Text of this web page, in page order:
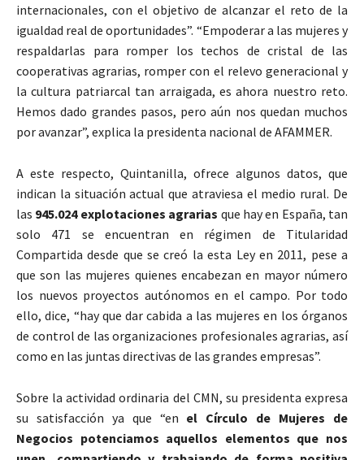
internacionales, con el objetivo de alcanzar el reto de la
igualdad real de oportunidades”. “Empoderar a las mujeres y
respaldarlas para romper los techos de cristal de las
cooperativas agrarias, romper con el relevo generacional y
la cultura patriarcal tan arraigada, es ahora nuestro reto.
Hemos dado grandes pasos, pero aún nos quedan muchos
por avanzar”, explica la presidenta nacional de AFAMMER.
A este respecto, Quintanilla, ofrece algunos datos, que
indican la situación actual que atraviesa el medio rural. De
las 945.024 explotaciones agrarias que hay en España, tan
solo 471 se encuentran en régimen de Titularidad
Compartida desde que se creó la esta Ley en 2011, pese a
que son las mujeres quienes encabezan en mayor número
los nuevos proyectos autónomos en el campo. Por todo
ello, dice, “hay que dar cabida a las mujeres en los órganos
de control de las organizaciones profesionales agrarias, así
como en las juntas directivas de las grandes empresas”.
Sobre la actividad ordinaria del CMN, su presidenta expresa
su satisfacción ya que “en el Círculo de Mujeres de
Negocios potenciamos aquellos elementos que nos